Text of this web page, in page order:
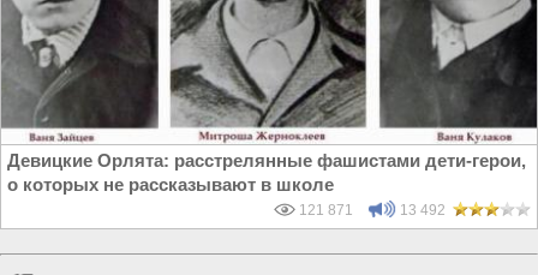
Девицкие Орлята: расстрелянные фашистами дети-герои,
о которых не рассказывают в школе
121 871 13 492